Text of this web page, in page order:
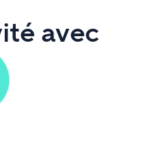
avec